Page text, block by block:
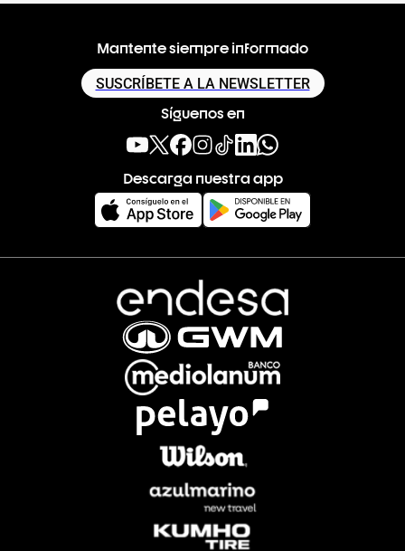
Mantente siempre informado
SUSCRÍBETE A LA NEWSLETTER
Síguenos en
Descarga nuestra app